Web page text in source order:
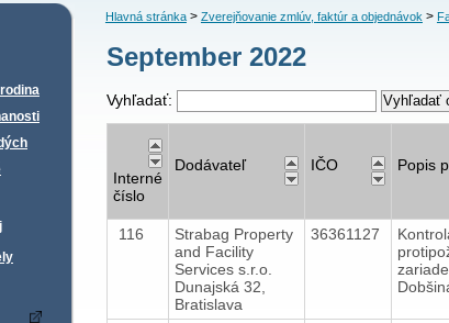
Hlavná stránka> Zverejňovanie zmlúv, faktúr a objednávok>
September 2022
Vyhľadať:
Interné
číslo
Dodávateľ IČO Popis
116
Strabag Property
and Facility
Services s.r.o.
Dunajská 32,
Bratislava
36361127